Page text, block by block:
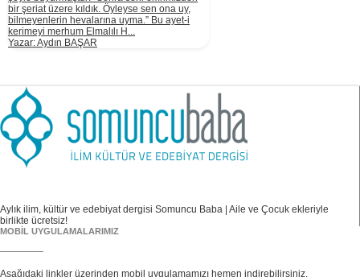
bir şeriat üzere kıldık. Öyleyse sen ona uy,
bilmeyenlerin hevalarına uyma.” Bu ayet-i
kerimeyi merhum Elmalılı H...
Yazar: Aydın BAŞAR
Aylık ilim, kültür ve edebiyat dergisi Somuncu Baba | Aile ve Çocuk ekleriyle
birlikte ücretsiz!
MOBİL UYGULAMALARIMIZ
Aşağıdaki linkler üzerinden mobil uygulamamızı hemen indirebilirsiniz.